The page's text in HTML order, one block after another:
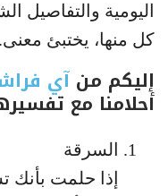
اليومية والتفاصيل
كل منها، يختبئ
إليكم من آي
أحلامنا مع
السرقة
إذا حلمت بأنك